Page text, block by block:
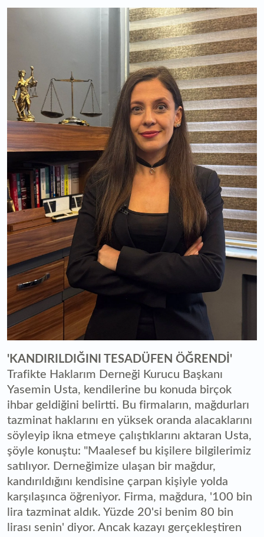
'KANDIRILDIĞINI TESADÜFEN ÖĞRENDİ'
Trafikte Haklarım Derneği Kurucu Başkanı
Yasemin Usta, kendilerine bu konuda birçok
ihbar geldiğini belirtti. Bu firmaların, mağdurları
tazminat haklarını en yüksek oranda alacaklarını
söyleyip ikna etmeye çalıştıklarını aktaran Usta,
şöyle konuştu: "Maalesef bu kişilere bilgilerimiz
satılıyor. Derneğimize ulaşan bir mağdur,
kandırıldığını kendisine çarpan kişiyle yolda
karşılaşınca öğreniyor. Firma, mağdura, '100 bin
lira tazminat aldık. Yüzde 20'si benim 80 bin
lirası senin' diyor. Ancak kazayı gerçekleştiren